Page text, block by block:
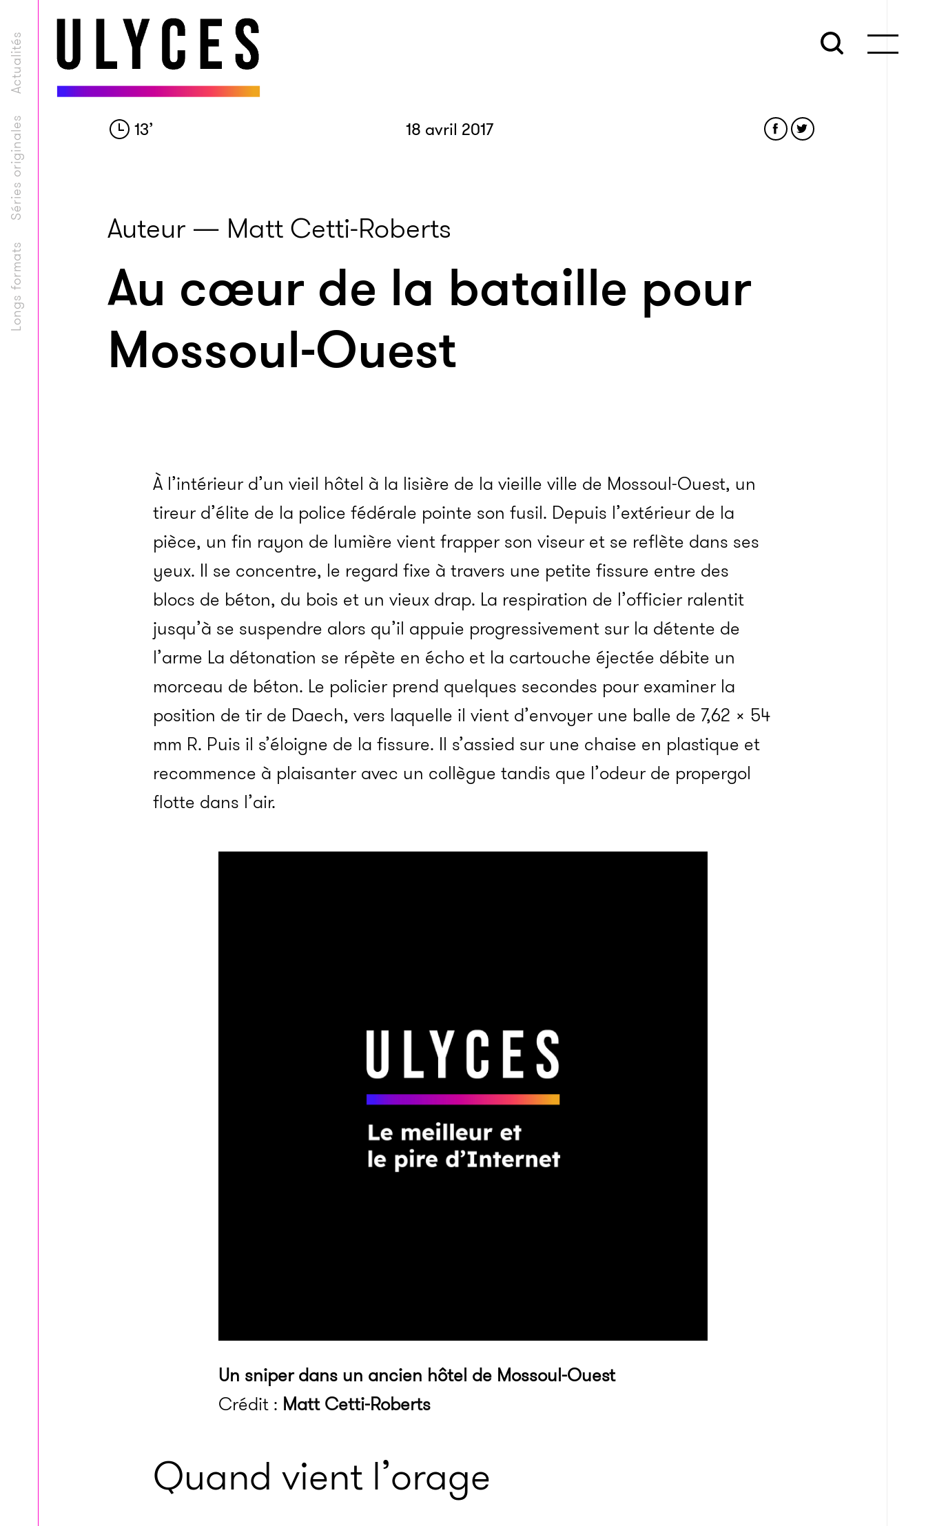
Longs formats
Séries originales
Actualités
13’ 18 avril 2017
Auteur — Matt Cetti-Roberts
Au cœur de la bataille pour
Mossoul-Ouest
À l’intérieur d’un vieil hôtel à la lisière de la vieille ville de Mossoul-Ouest, un
tireur d’élite de la police fédérale pointe son fusil. Depuis l’extérieur de la
pièce, un fin rayon de lumière vient frapper son viseur et se reflète dans ses
yeux. Il se concentre, le regard fixe à travers une petite fissure entre des
blocs de béton, du bois et un vieux drap. La respiration de l’officier ralentit
jusqu’à se suspendre alors qu’il appuie progressivement sur la détente de
l’arme La détonation se répète en écho et la cartouche éjectée débite un
morceau de béton. Le policier prend quelques secondes pour examiner la
position de tir de Daech, vers laquelle il vient d’envoyer une balle de 7,62 × 54
mm R. Puis il s’éloigne de la fissure. Il s’assied sur une chaise en plastique et
recommence à plaisanter avec un collègue tandis que l’odeur de propergol
flotte dans l’air.
Un sniper dans un ancien hôtel de Mossoul-Ouest
Crédit : Matt Cetti-Roberts
Quand vient l’orage